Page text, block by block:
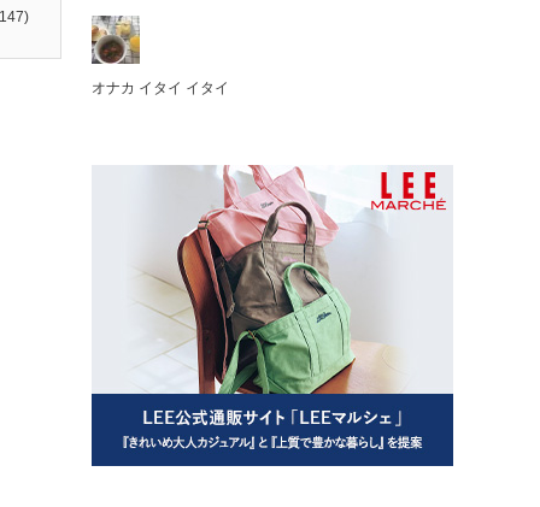
オナカ イタイ イタイ